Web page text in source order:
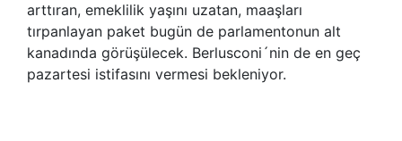
arttıran, emeklilik yaşını uzatan, maaşları
tırpanlayan paket bugün de parlamentonun alt
kanadında görüşülecek. Berlusconi´nin de en geç
pazartesi istifasını vermesi bekleniyor.